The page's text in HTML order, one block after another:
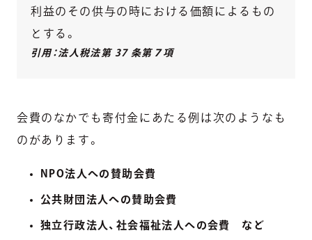
利益のその供与の時における価額によるもの
とする。
引用：法人税法第 37 条第７項
会費のなかでも寄付金にあたる例は次のようなも
のがあります。
NPO法人への賛助会費
公共財団法人への賛助会費
独立行政法人、社会福祉法人への会費 など